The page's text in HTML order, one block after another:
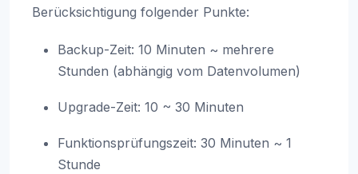
Berücksichtigung folgender Punkte:
Backup-Zeit: 10 Minuten ~ mehrere
Stunden (abhängig vom Datenvolumen)
Upgrade-Zeit: 10 ~ 30 Minuten
Funktionsprüfungszeit: 30 Minuten ~ 1
Stunde